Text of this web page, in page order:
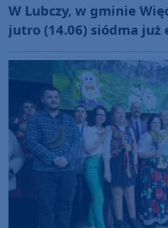
W Lubczy, w gminie
jutro (14.06) siódma